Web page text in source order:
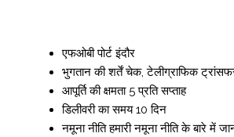
एफओबी पोर्ट इंदौर
भुगतान की शर्तें चेक, टेलीग्राफिक
आपूर्ति की क्षमता 5 प्रति सप्ताह
डिलीवरी का समय 10 दिन
नमूना नीति हमारी नमूना नीति के बारे में